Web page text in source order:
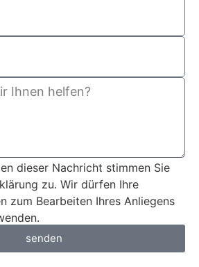
dieser Nachricht stimmen Sie
zu. Wir dürfen Ihre
zum Bearbeiten Ihres Anliegens
senden